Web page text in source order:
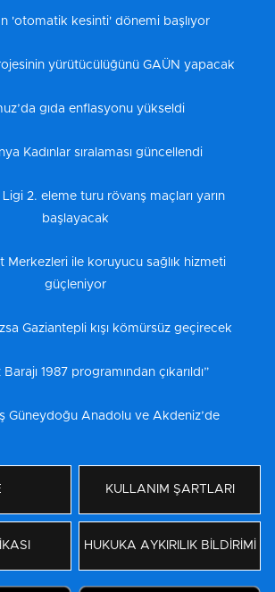
'otomatik kesinti' dönemi başlıyor
yürütücülüğünü GAÜN yapacak
gıda enflasyonu yükseldi
Kadınlar sıralaması güncellendi
2. eleme turu rövanş maçları yarın
başlayacak
Merkezleri ile koruyucu sağlık hizmeti
güçleniyor
Gaziantepli kışı kömürsüz geçirecek
Barajı 1987 programından çıkarıldı”
Güneydoğu Anadolu ve Akdeniz’de
KULLANIM ŞARTLARI
HUKUKA AYKIRILIK BİLDİRİMİ